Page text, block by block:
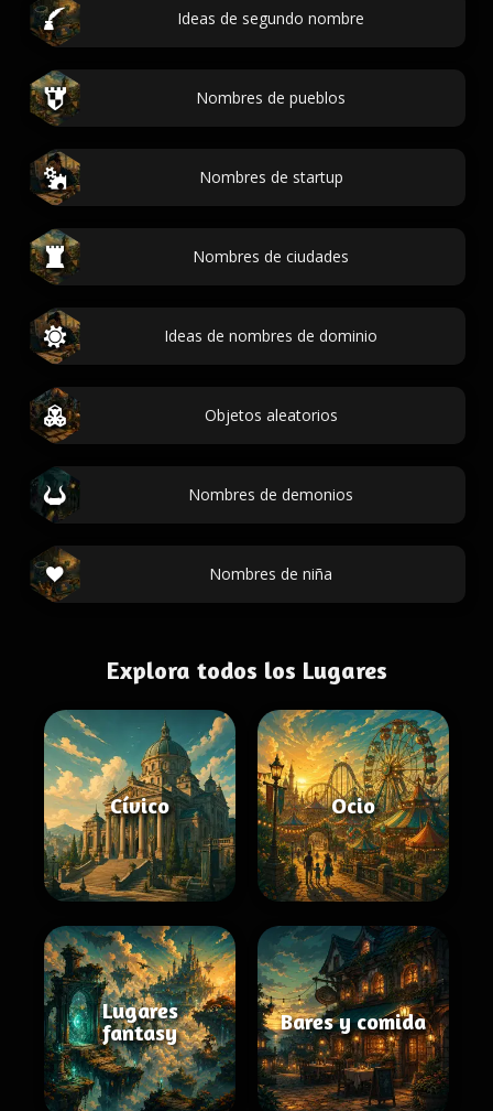
Ideas de segundo nombre
Nombres de pueblos
Nombres de startup
Nombres de ciudades
Ideas de nombres de dominio
Objetos aleatorios
Nombres de demonios
Nombres de niña
Explora todos los Lugares
Cívico Ocio
Lugares
fantasy
Bares y comida